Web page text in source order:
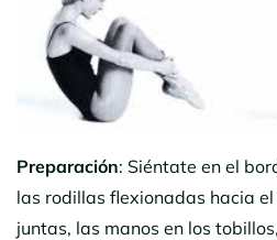
Preparación: Siéntate en el
las rodillas flexionadas hacia
juntas, las manos en los